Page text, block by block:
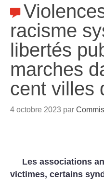
racisme
libertés
marches
cent villes
4 octobre 2023 par
Les associations
victimes, certains